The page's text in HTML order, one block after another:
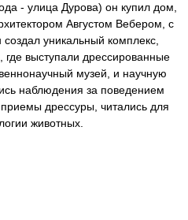
- улица Дурова) он купил дом,
Августом Вебером, с
уникальный комплекс,
выступали дрессированные
музей, и научную
наблюдения за поведением
дрессуры, читались для
животных.